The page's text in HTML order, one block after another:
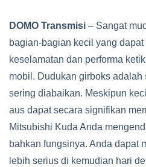
DOMO Transmisi – Sangat
bagian-bagian kecil yang
keselamatan dan performa
mobil. Dudukan girboks
sering diabaikan. Meskipun
aus dapat secara signifikan
Mitsubishi Kuda Anda
bahkan fungsinya. Anda dapat
lebih serius di kemudian hari